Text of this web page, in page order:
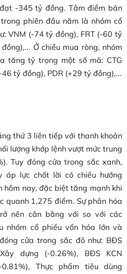
-345 tỷ đồng. Tâm điểm bán
phiên đầu năm là nhóm cổ
VNM (-74 tỷ đồng), FRT (-60 tỷ
Ở chiều mua ròng, nhóm
tăng tỷ trọng một số mã: CTG
tỷ đồng), PDR (+29 tỷ đồng),...
thứ 3 liên tiếp với thanh khoản
lượng khớp lệnh vượt mức trung
Tuy đóng cửa trong sắc xanh,
áp lực chốt lời có chiều hướng
hôm nay, đặc biệt tăng mạnh khi
quanh 1,275 điểm. Sự phân hóa
nên cân bằng với so với các
nhóm cổ phiếu vốn hóa lớn và
cửa trong sắc đỏ như: BĐS
dựng (-0.26%), BĐS KCN
Thực phẩm tiêu dùng